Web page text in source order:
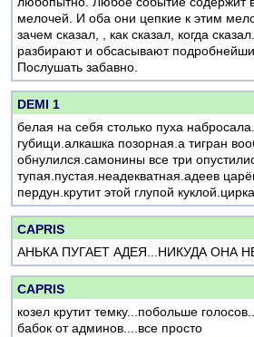
мелочей. И оба они цепкие к этим
зачем сказал, , как сказал, когда
разбирают и обсасывают
Послушать забавно.
DEMI 1
белая на себя столько пуха
губищи.алкашка позорная.а тигран
обнулился.самонины все три
тупая.пустая.неадекватная.адеев
пердун.крутит этой глупой
CAPRIS
АНЬКА ПУГАЕТ АДЕЯ...НИКУДА ОНА
CAPRIS
козел крутит темку...побольше
бабок от админов....все просто